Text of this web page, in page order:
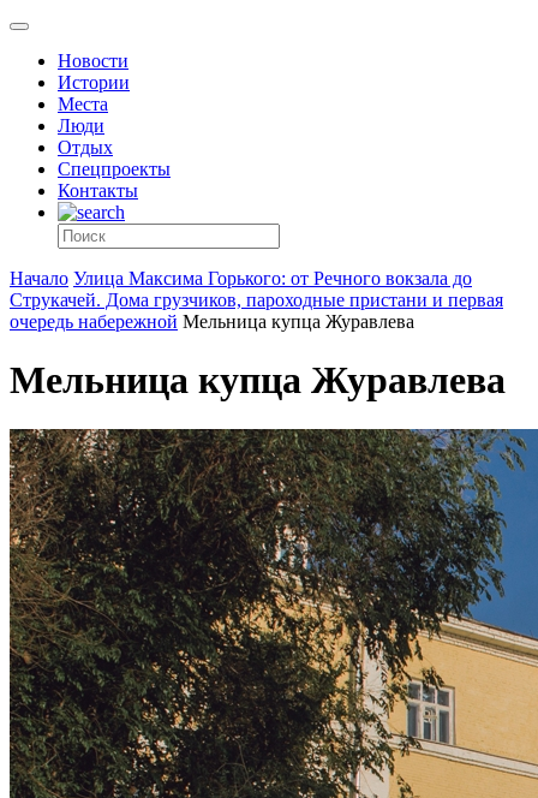
Новости
Истории
Места
Люди
Отдых
Спецпроекты
Контакты
Начало Улица Максима Горького: от Речного вокзала до
Струкачей. Дома грузчиков, пароходные пристани и первая
очередь набережной Мельница купца Журавлева
Мельница купца Журавлева